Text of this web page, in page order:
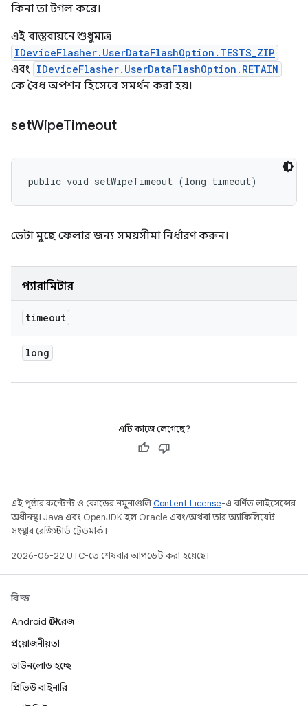
কিনা তা টগল করে।
এই বাস্তবায়নে শুধুমাত্র
IDeviceFlasher.UserDataFlashOption.TESTS_ZIP
এবং IDeviceFlasher.UserDataFlashOption.RETAIN
কে বৈধ অপশন হিসেবে সমর্থন করা হয়।
setWipeTimeout
public void setWipeTimeout (long timeout)
ডেটা মুছে ফেলার জন্য সময়সীমা নির্ধারণ করুন।
প্যারামিটার
timeout
long
এটি কাজে লেগেছে?
এই পৃষ্ঠার কন্টেন্ট ও কোডের নমুনাগুলিContent License-এ বর্ণিত লাইসেন্সের
অধীনস্থ। Java এবং OpenJDK হল Oracle এবং/অথবা তার অ্যাফিলিয়েট
সংস্থার রেজিস্টার্ড ট্রেডমার্ক।
2026-06-22 UTC-তে শেষবার আপডেট করা হয়েছে।
বিল্ড
Android স্টোরেজ
প্রয়োজনীয়তা
ডাউনলোড হচ্ছে
প্রিভিউ বাইনারি